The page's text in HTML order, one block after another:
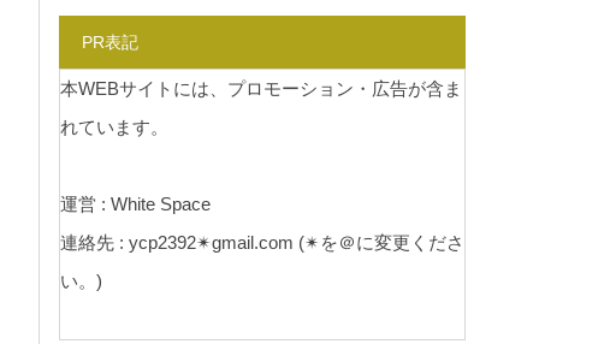
PR表記
本WEBサイトには、プロモーション・広告が含ま
れています。
運営 : White Space
連絡先 : ycp2392✴︎gmail.com (✴︎を＠に変更くださ
い。)